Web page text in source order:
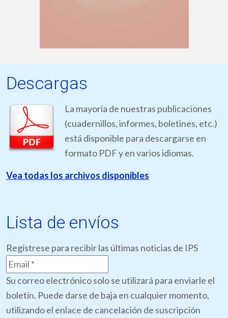
Descargas
La mayoría de nuestras publicaciones
(cuadernillos, informes, boletines, etc.)
está disponible para descargarse en
formato PDF y en varios idiomas.
Vea todas los archivos disponibles
Lista de envíos
Regístrese para recibir las últimas noticias de IPS
Su correo electrónico solo se utilizará para enviarle el
boletín. Puede darse de baja en cualquier momento,
utilizando el enlace de cancelación de suscripción